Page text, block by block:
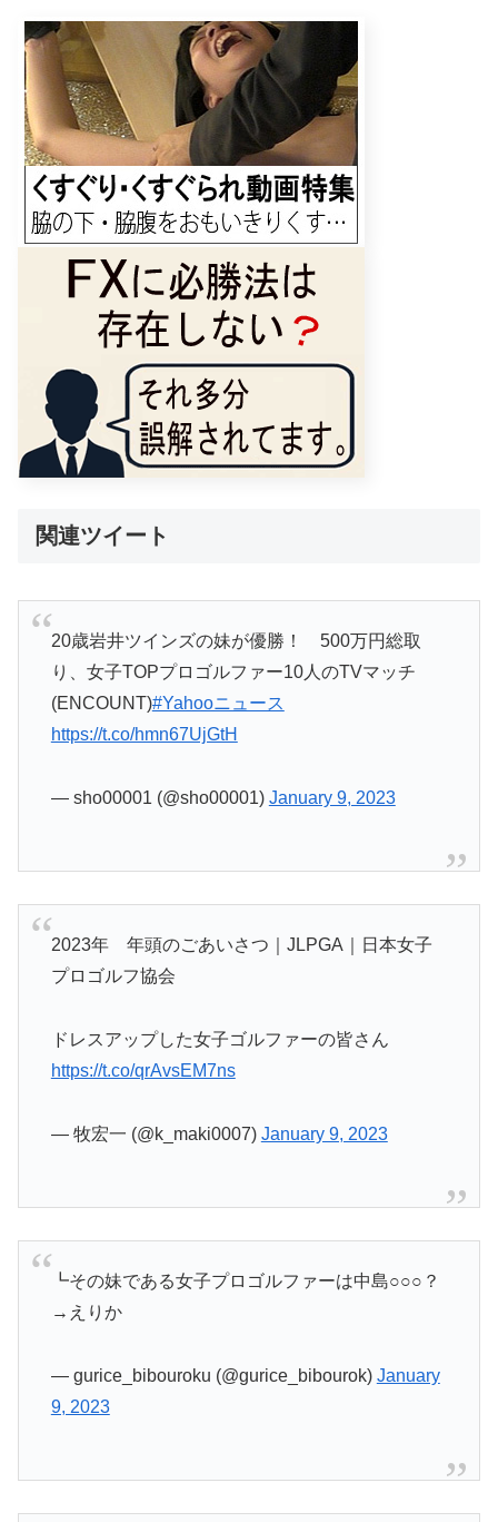
関連ツイート
20歳岩井ツインズの妹が優勝！ 500万円総取
り、女子TOPプロゴルファー10人のTVマッチ
(ENCOUNT)#Yahooニュース
https://t.co/hmn67UjGtH
— sho00001 (@sho00001) January 9, 2023
2023年 年頭のごあいさつ｜JLPGA｜日本女子
プロゴルフ協会
ドレスアップした女子ゴルファーの皆さん
https://t.co/qrAvsEM7ns
— 牧宏一 (@k_maki0007) January 9, 2023
┗その妹である女子プロゴルファーは中島○○○？
→えりか
— gurice_bibouroku (@gurice_bibourok) January
9, 2023